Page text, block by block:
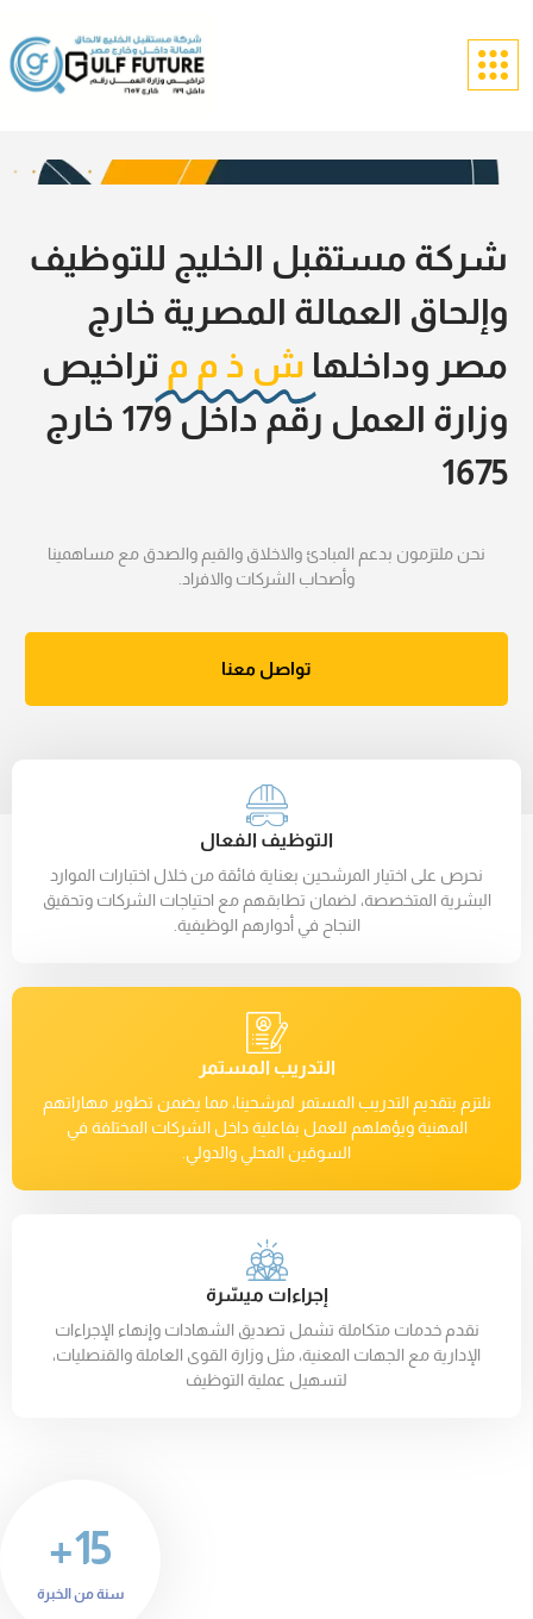
شركة مستقبل الخليج للتوظيف
وإلحاق العمالة المصرية خارج
مصر وداخلها ش ذ م م تراخيص
وزارة العمل رقم داخل 179 خارج
1675
نحن ملتزمون بدعم المبادئ والاخلاق والقيم والصدق مع مساهمينا
وأصحاب الشركات والافراد.
تواصل معنا
التوظيف الفعال
نحرص على اختيار المرشحين بعناية فائقة من خلال اختبارات الموارد
البشرية المتخصصة، لضمان تطابقهم مع احتياجات الشركات وتحقيق
النجاح في أدوارهم الوظيفية.
التدريب المستمر
نلتزم بتقديم التدريب المستمر لمرشحينا، مما يضمن تطوير مهاراتهم
المهنية ويؤهلهم للعمل بفاعلية داخل الشركات المختلفة في
السوقين المحلي والدولي.
إجراءات ميسّرة
نقدم خدمات متكاملة تشمل تصديق الشهادات وإنهاء الإجراءات
الإدارية مع الجهات المعنية، مثل وزارة القوى العاملة والقنصليات،
لتسهيل عملية التوظيف
15+
سنة من الخبرة